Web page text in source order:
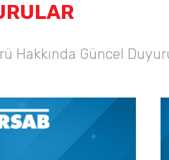
Hakkında Güncel